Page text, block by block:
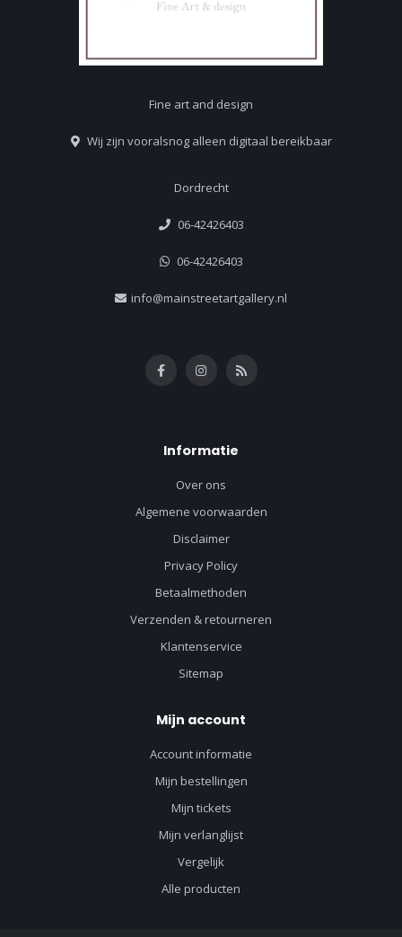
Fine art and design
Wij zijn vooralsnog alleen digitaal bereikbaar
Dordrecht
06-42426403
06-42426403
info@mainstreetartgallery.nl
Informatie
Over ons
Algemene voorwaarden
Disclaimer
Privacy Policy
Betaalmethoden
Verzenden & retourneren
Klantenservice
Sitemap
Mijn account
Account informatie
Mijn bestellingen
Mijn tickets
Mijn verlanglijst
Vergelijk
Alle producten